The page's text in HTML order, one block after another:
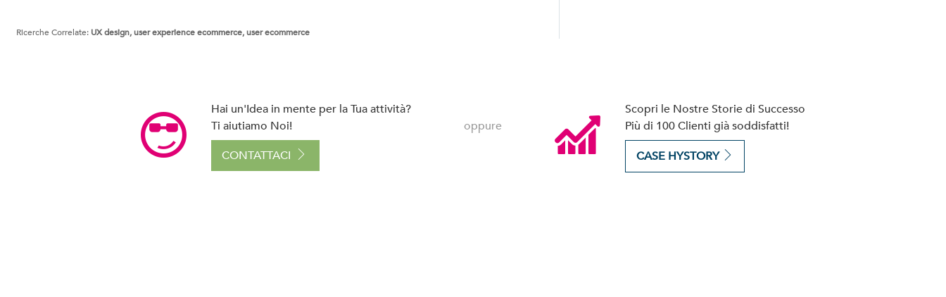
Ricerche Correlate: UX design, user experience ecommerce, user ecommerce
Hai un'Idea in mente per la Tua attività?
Ti aiutiamo Noi!
CONTATTACI
oppure
Scopri le Nostre Storie di Successo
Più di 100 Clienti già soddisfatti!
CASE HYSTORY